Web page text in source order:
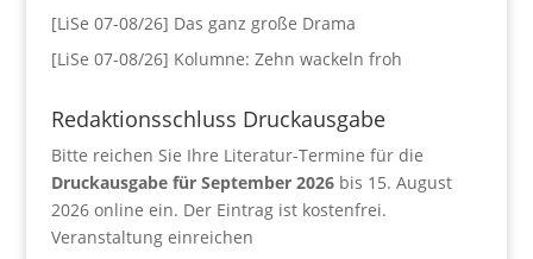
[LiSe 07-08/26] Das ganz große Drama
[LiSe 07-08/26] Kolumne: Zehn wackeln froh
Redaktionsschluss Druckausgabe
Bitte reichen Sie Ihre Literatur-Termine für die
Druckausgabe für September 2026bis 15. August
2026 online ein. Der Eintrag ist kostenfrei.
Veranstaltung einreichen